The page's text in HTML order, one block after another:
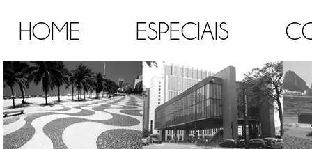
HOME ESPECIAIS